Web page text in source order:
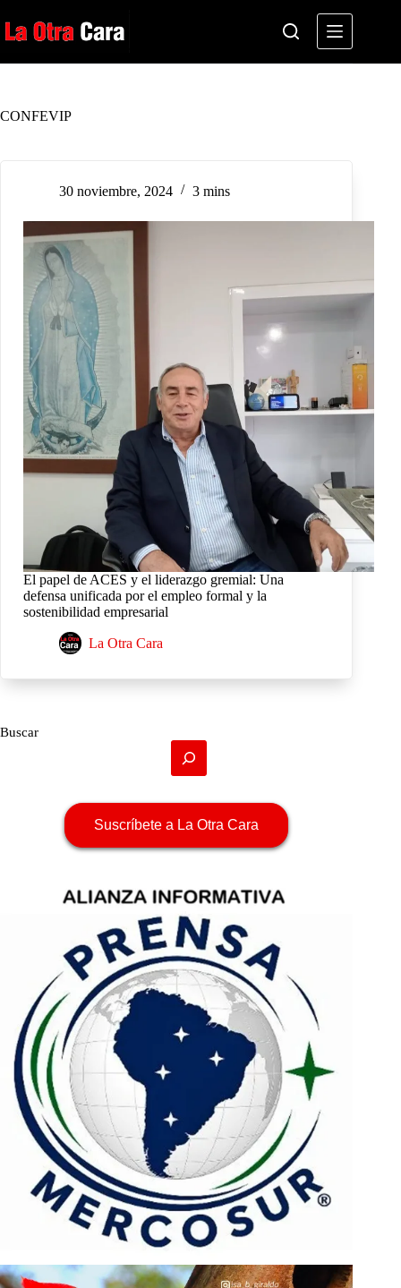
al
contenido
CONFEVIP
30 noviembre, 2024 3 mins
El papel de ACES y el liderazgo gremial: Una
defensa unificada por el empleo formal y la
sostenibilidad empresarial
La Otra Cara
Buscar
Suscríbete a La Otra Cara